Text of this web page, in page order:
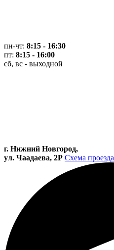
пн-чт: 8:15 - 16:30
пт: 8:15 - 16:00
сб, вс - выходной
г. Нижний Новгород,
ул. Чаадаева, 2Р Схема проезда